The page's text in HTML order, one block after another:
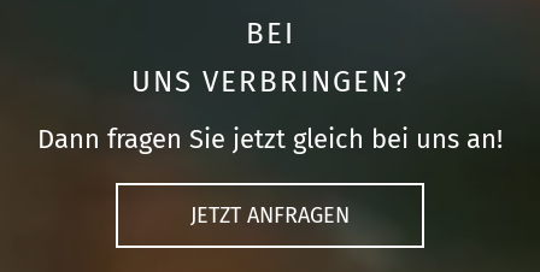
BEI
UNS VERBRINGEN?
Dann fragen Sie jetzt gleich bei uns an!
JETZT ANFRAGEN